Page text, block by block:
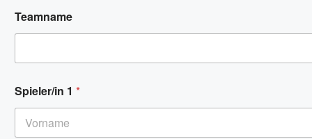
Teamname
2
S
i
Spieler/in 1 *